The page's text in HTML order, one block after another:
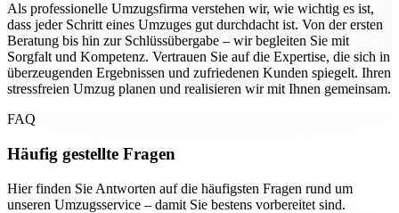
Als professionelle Umzugsfirma verstehen wir, wie wichtig es ist,
dass jeder Schritt eines Umzuges gut durchdacht ist. Von der ersten
Beratung bis hin zur Schlüssübergabe – wir begleiten Sie mit
Sorgfalt und Kompetenz. Vertrauen Sie auf die Expertise, die sich in
überzeugenden Ergebnissen und zufriedenen Kunden spiegelt. Ihren
stressfreien Umzug planen und realisieren wir mit Ihnen gemeinsam.
FAQ
Häufig gestellte Fragen
Hier finden Sie Antworten auf die häufigsten Fragen rund um
unseren Umzugsservice – damit Sie bestens vorbereitet sind.